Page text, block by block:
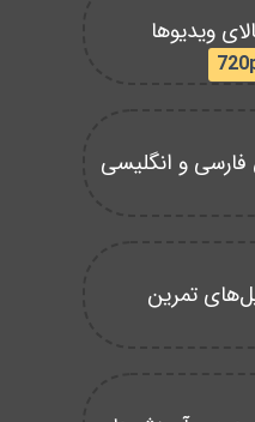
ویدیوها
و انگلیسی
تمرین